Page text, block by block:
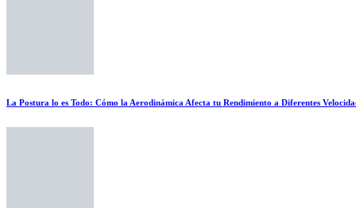
La Postura lo es Todo: Cómo la Aerodinámica Afecta tu Rendimiento a Diferentes